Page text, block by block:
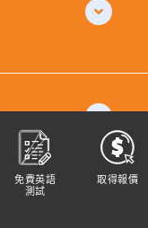
取得報價
免費英語
測試